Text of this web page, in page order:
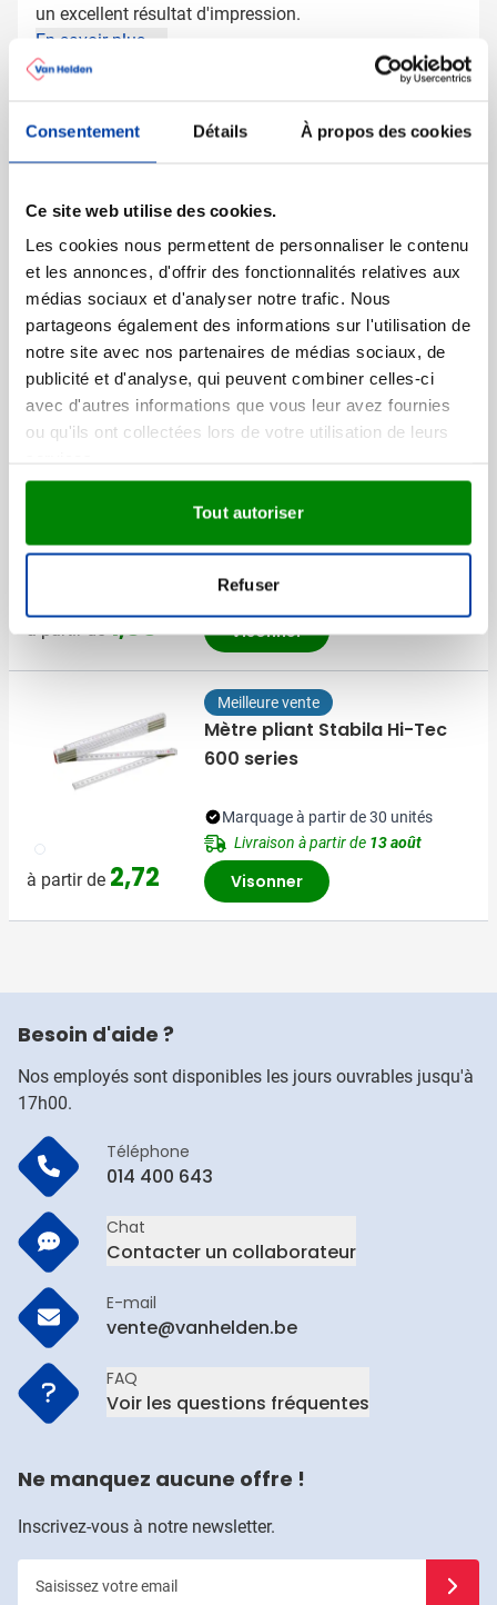
Consentement Détails À propos des cookies
Ce site web utilise des cookies.
Les cookies nous permettent de personnaliser le contenu
et les annonces, d'offrir des fonctionnalités relatives aux
médias sociaux et d'analyser notre trafic. Nous
partageons également des informations sur l'utilisation de
notre site avec nos partenaires de médias sociaux, de
publicité et d'analyse, qui peuvent combiner celles-ci
avec d'autres informations que vous leur avez fournies
ou qu'ils ont collectées lors de votre utilisation de leurs
Tout autoriser
Refuser
un excellent résultat d'impression.
En savoir plus
Numéro d'article
13496
Poids
Grammage
140 gr/m²
Dimensions
72 cm x 56 cm (l x l)
D'autres ont aussi regardé
à partir de 1,85
Gilet de sécurité
Livraison à partir de
Visonner
002
à partir de 2,72
Meilleure vente
Mètre pliant Stabila Hi-Tec
600 series
Marquage à partir de 30 unités
Livraison à partir de 13 août
Visonner
Besoin d'aide ?
Nos employés sont disponibles les jours ouvrables jusqu'à
17h00.
Téléphone
014 400 643
Chat
Contacter un collaborateur
E-mail
vente@vanhelden.be
FAQ
Voir les questions fréquentes
Ne manquez aucune offre !
Inscrivez-vous à notre newsletter.